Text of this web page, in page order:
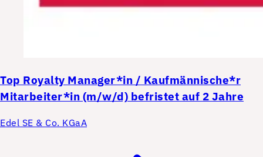
Top Royalty Manager*in / Kaufmännische*r
Mitarbeiter*in (m/w/d) befristet auf 2 Jahre
Edel SE & Co. KGaA